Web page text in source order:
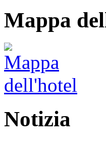
Mappa
Notizia